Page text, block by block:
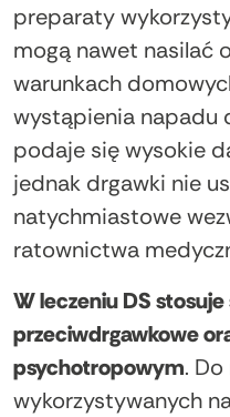
preparaty
mogą nawet nasilać
warunkach
wystąpienia napadu
podaje się wysokie
jednak drgawki nie
natychmiastowe
ratownictwa
W leczeniu DS
przeciwdrgawkowe
psychotropowym.
wykorzystywanych